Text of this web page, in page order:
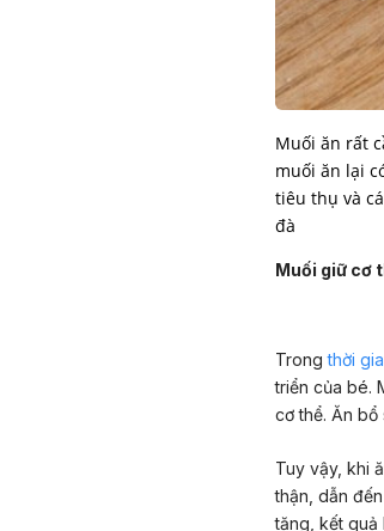
Muối ăn rất
muối ăn lại
tiêu thụ và
đà
Muối giữ cơ
Trongthời
triển của bé.
cơ thể. Ăn
Tuy vậy, khi
thận, dẫn
tăng, kết quả